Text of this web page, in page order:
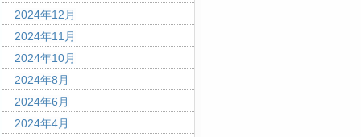
2024年12月
2024年11月
2024年10月
2024年8月
2024年6月
2024年4月